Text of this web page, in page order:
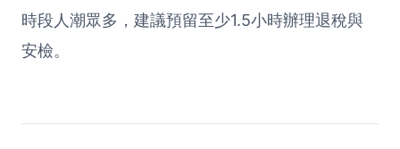
時段人潮眾多，建議預留至少1.5小時辦理退稅與
安檢。